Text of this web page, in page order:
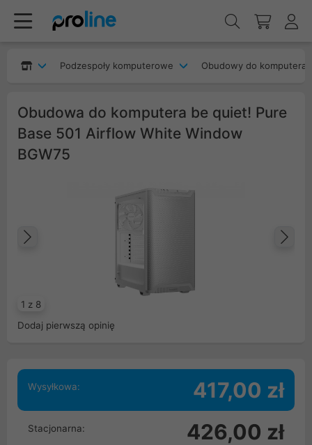
Podzespoły komputerowe Obudowy do komputera
Obudowa do komputera be quiet! Pure
Base 501 Airflow White Window
BGW75
1 z 8
Poprzedni
Dodaj pierwszą opinię
Wysyłkowa: 417,00 zł
Stacjonarna: 426,00 zł